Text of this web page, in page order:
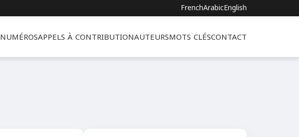
FrenchArabicEnglish
NUMÉROSAPPELS À CONTRIBUTIONAUTEURSMOTS CLÉSCONTACT